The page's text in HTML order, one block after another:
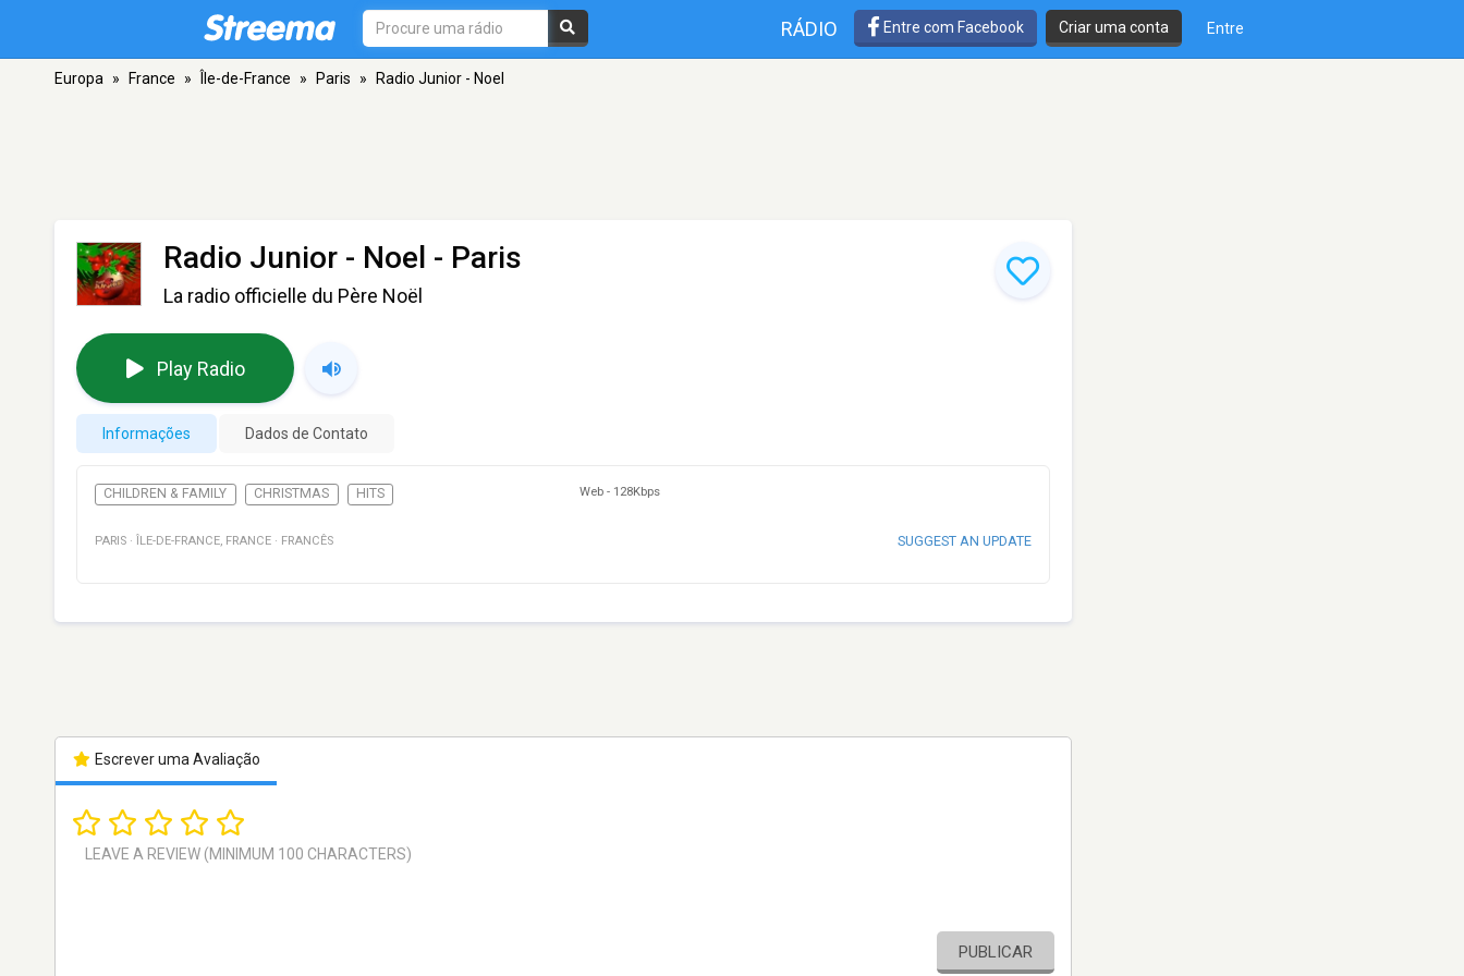
RÁDIO Entre com Facebook Criar uma conta Entre
Europa » France » Île-de-France » Paris » Radio Junior - Noel
Radio Junior - Noel - Paris
La radio officielle du Père Noël
Play Radio
Informações Dados de Contato
CHILDREN & FAMILY CHRISTMAS HITS Web - 128Kbps
PARIS · ÎLE-DE-FRANCE, FRANCE · FRANCÊS SUGGEST AN UPDATE
Escrever uma Avaliação
PUBLICAR